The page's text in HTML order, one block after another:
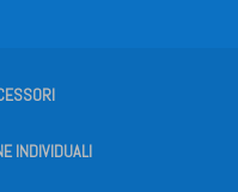
INDIVIDUALI